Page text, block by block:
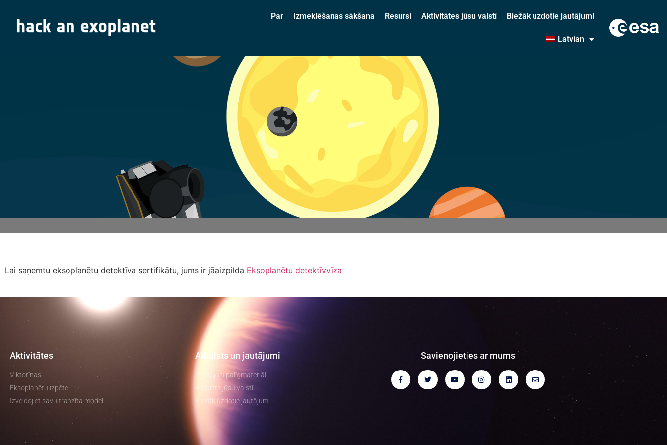
Par Izmeklēšanas sākšana Resursi Aktivitātes jūsu valstī Biežāk uzdotie jautājumi
Latvian
Lai saņemtu eksoplanētu detektīva sertifikātu, jums ir jāaizpilda Eksoplanētu detektīvvīza
Aktivitātes
Viktorīnas
Eksoplanētu izpēte
Izveidojiet savu tranzīta modeli
Atbalsts un jautājumi
Izglītojoši palīgmateriāli
Atbalsts jūsu valstī
Biežāk uzdotie jautājumi
Savienojieties ar mums